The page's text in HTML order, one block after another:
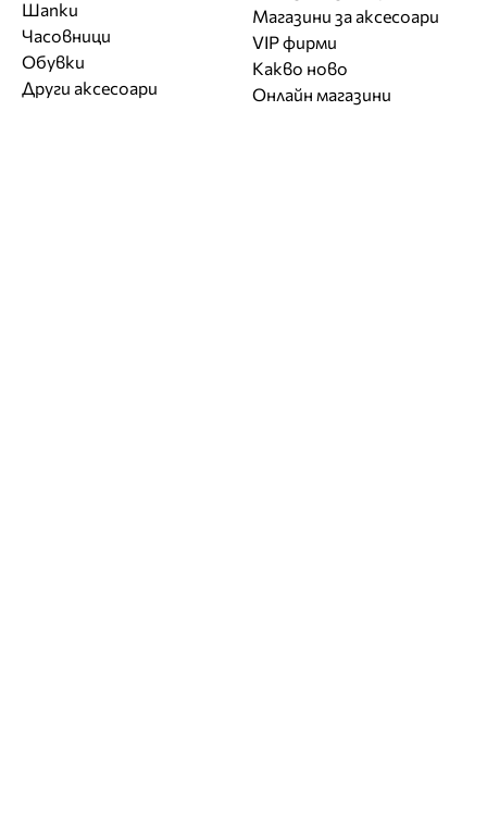
Шапки
Часовници
Обувки
Други аксесоари
Магазини за aксесоари
VIP фирми
Какво ново
Онлайн магазини